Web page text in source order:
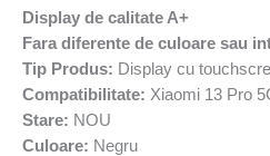
Display de calitate A+
Fara diferente de culoare sau
Tip Produs: Display cu
Compatibilitate: Xiaomi 13 Pro
Stare: NOU
Culoare: Negru